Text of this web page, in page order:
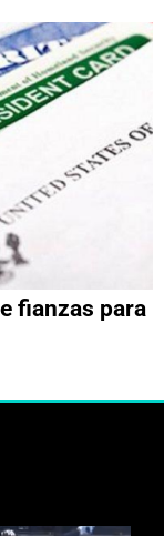
fianzas para